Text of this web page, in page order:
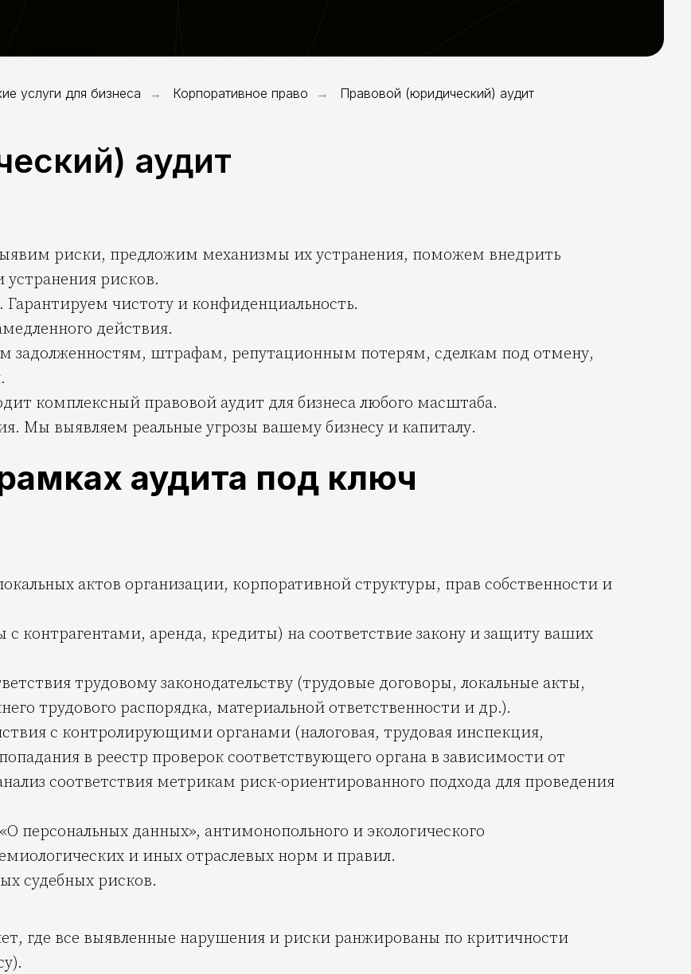
услуги для бизнеса → Корпоративное право → Правовой (юридический) аудит
аудит
риски, предложим механизмы их устранения, поможем внедрить
рисков.
чистоту и конфиденциальность.
действия.
задолженностям, штрафам, репутационным потерям, сделкам под отмену,
комплексный правовой аудит для бизнеса любого масштаба.
Мы выявляем реальные угрозы вашему бизнесу и капиталу.
аудита под ключ
актов организации, корпоративной структуры, прав собственности и
с контрагентами, аренда, кредиты) на соответствие закону и защиту ваших
трудовому законодательству (трудовые договоры, локальные акты,
трудового распорядка, материальной ответственности и др.).
с контролирующими органами (налоговая, трудовая инспекция,
в реестр проверок соответствующего органа в зависимости от
соответствия метрикам риск-ориентированного подхода для проведения
персональных данных», антимонопольного и экологического
и иных отраслевых норм и правил.
судебных рисков.
где все выявленные нарушения и риски ранжированы по критичности